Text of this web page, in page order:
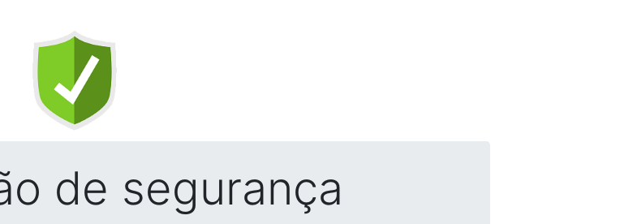
de segurança